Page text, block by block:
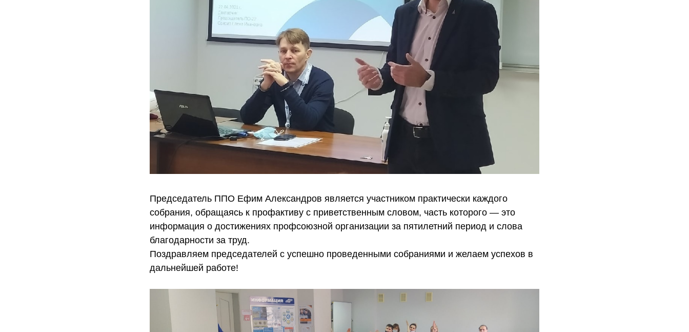
Председатель ППО Ефим Александров является участником практически каждого
собрания, обращаясь к профактиву с приветственным словом, часть которого — это
информация о достижениях профсоюзной организации за пятилетний период и слова
благодарности за труд.
Поздравляем председателей с успешно проведенными собраниями и желаем успехов в
дальнейшей работе!